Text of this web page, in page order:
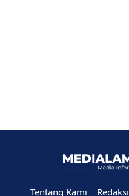
Tentang Kami Redaksi